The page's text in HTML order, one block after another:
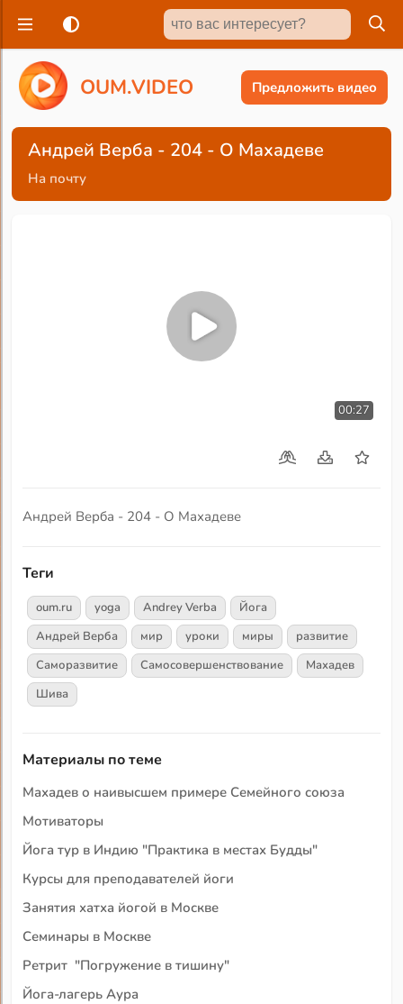
OUM.VIDEO Предложить видео
Андрей Верба - 204 - О Махадеве
На почту
00:27
Андрей Верба - 204 - О Махадеве
Теги
oum.ru yoga Andrey Verba
Йога
Андрей Верба
мир уроки миры
развитие
Саморазвитие
Самосовершенствование
Махадев
Шива
Материалы по теме
Махадев о наивысшем примере Семейного союза
Мотиваторы
Йога тур в Индию "Практика в местах Будды"
Курсы для преподавателей йоги
Занятия хатха йогой в Москве
Семинары в Москве
Ретрит "Погружение в тишину"
Йога-лагерь Аура